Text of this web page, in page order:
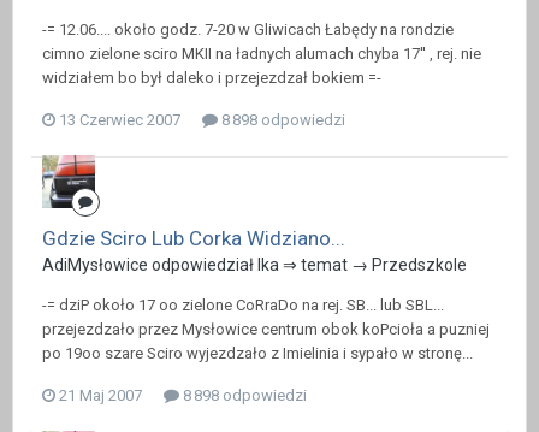
-= 12.06.... około godz. 7-20 w Gliwicach Łabędy na rondzie
cimno zielone sciro MKII na ładnych alumach chyba 17'' , rej. nie
widziałem bo był daleko i przejezdzał bokiem =-
13 Czerwiec 2007 8 898 odpowiedzi
Gdzie Sciro Lub Corka Widziano...
AdiMysłowice odpowiedział Ika ⇒ temat → Przedszkole
-= dziP około 17 oo zielone CoRraDo na rej. SB... lub SBL...
przejezdzało przez Mysłowice centrum obok koPcioła a puzniej
po 19oo szare Sciro wyjezdzało z Imielinia i sypało w stronę...
21 Maj 2007 8 898 odpowiedzi